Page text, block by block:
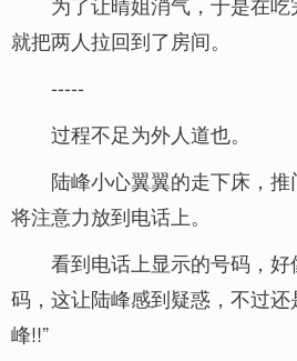
就把两人拉回到了房间。
-----
过程不足为外人道也。
陆峰小心翼翼的走下床，
将注意力放到电话上。
看到电话上显示的号码，
码，这让陆峰感到疑惑，不过还
峰!!”